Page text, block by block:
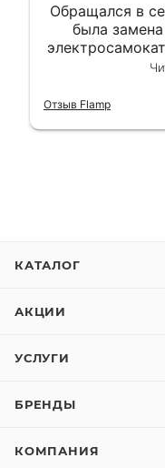
Обращался в
была
сделали в
гарантии,
Отзыв Flamp
КАТАЛОГ
АКЦИИ
УСЛУГИ
БРЕНДЫ
КОМПАНИЯ